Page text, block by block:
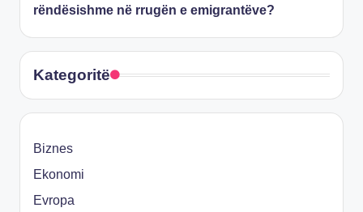
rëndësishme në rrugën e emigrantëve?
Kategoritë
Biznes
Ekonomi
Evropa